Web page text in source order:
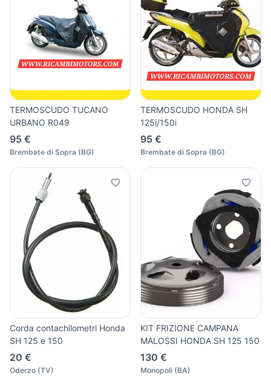
TERMOSCUDO TUCANO
URBANO R049
95 €
Brembate di Sopra (BG)
TERMOSCUDO HONDA SH
125i/150i
95 €
Brembate di Sopra (BG)
Corda contachilometri Honda
SH 125 e 150
20 €
Oderzo (TV)
KIT FRIZIONE CAMPANA
MALOSSI HONDA SH 125 150
130 €
Monopoli (BA)